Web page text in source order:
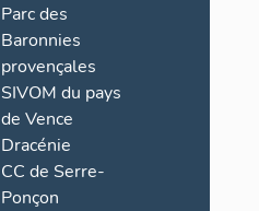
Parc des
Baronnies
provençales
SIVOM du pays
de Vence
Dracénie
CC de Serre-
Ponçon